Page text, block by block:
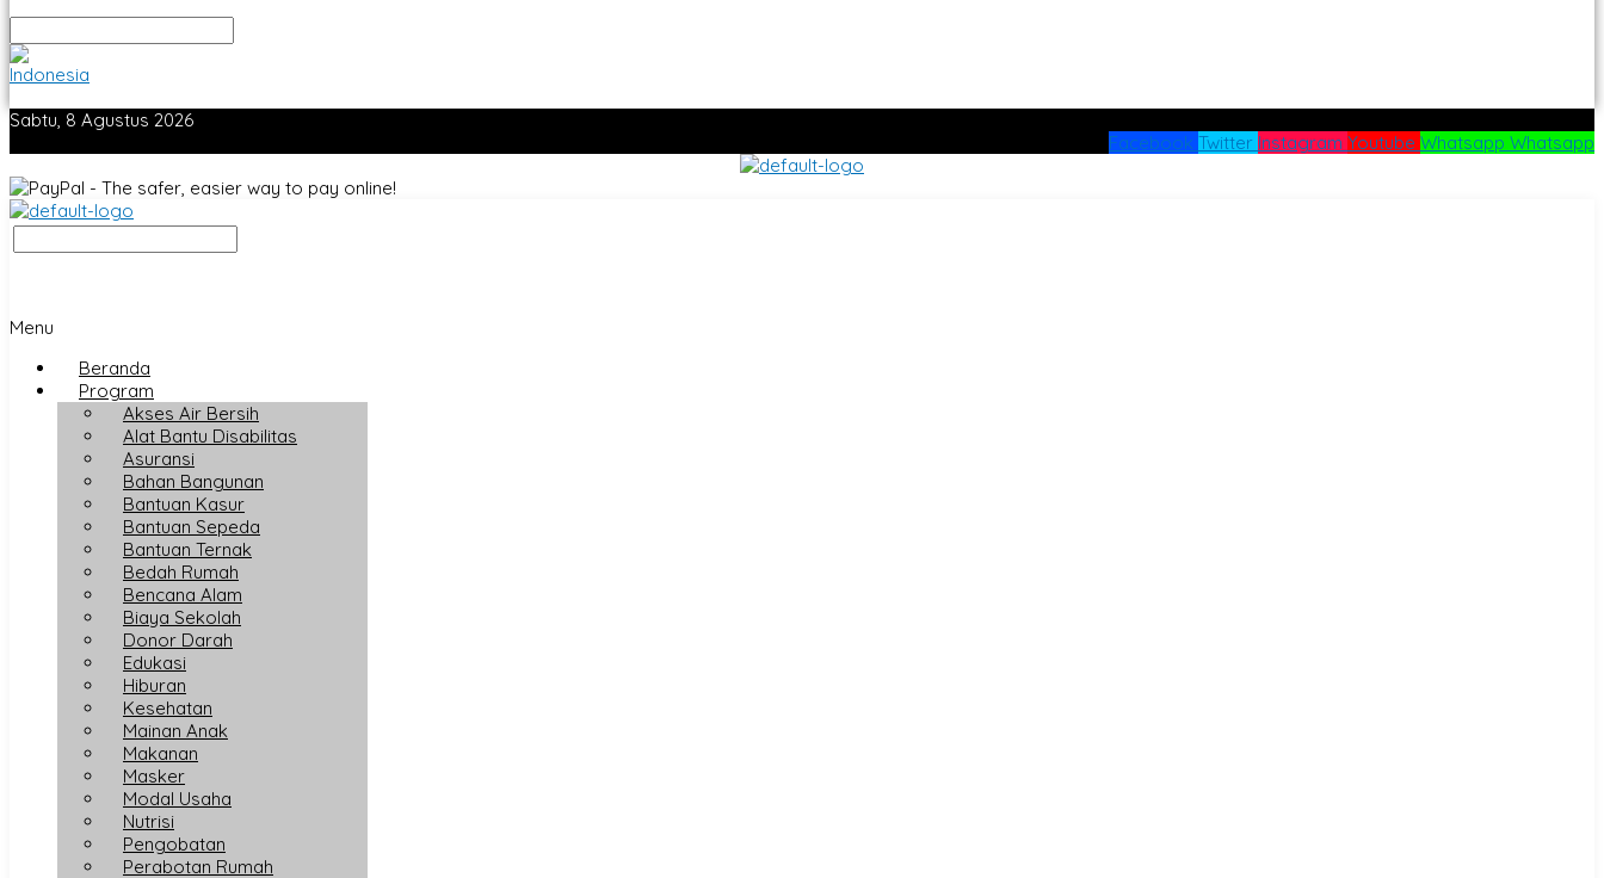
Sabtu, 8 Agustus 2026
Facebook Twitter Instagram Youtube Whatsapp Whatsapp
Menu
Beranda
Program
Akses Air Bersih
Alat Bantu Disabilitas
Asuransi
Bahan Bangunan
Bantuan Kasur
Bantuan Sepeda
Bantuan Ternak
Bedah Rumah
Bencana Alam
Biaya Sekolah
Donor Darah
Edukasi
Hiburan
Kesehatan
Mainan Anak
Makanan
Masker
Modal Usaha
Nutrisi
Pengobatan
Perabotan Rumah